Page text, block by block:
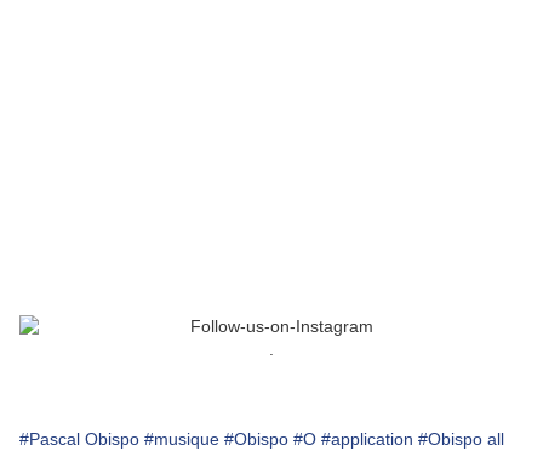
#Pascal Obispo #musique #Obispo #O #application #Obispo all